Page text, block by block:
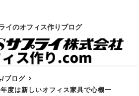
イのオフィス作りブログ
/ブログ
度は新しいオフィス家具で心機一